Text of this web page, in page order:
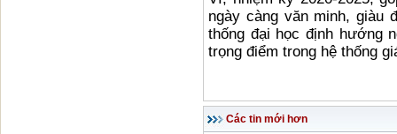
ngày càng văn minh, giàu
thống đại học định hướng
trọng điểm trong hệ thống
Các tin mới hơn